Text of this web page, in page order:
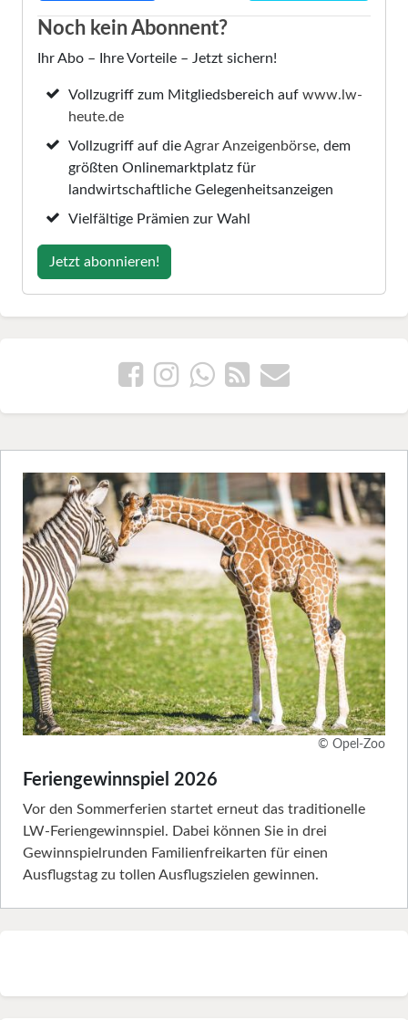
Noch kein Abonnent?
Ihr Abo – Ihre Vorteile – Jetzt sichern!
Vollzugriff zum Mitgliedsbereich aufwww.lw-
heute.de
Vollzugriff auf dieAgrar Anzeigenbörse, dem
größten Onlinemarktplatz für
landwirtschaftliche Gelegenheitsanzeigen
Vielfältige Prämien zur Wahl
Jetzt abonnieren!
© Opel-Zoo
Feriengewinnspiel 2026
Vor den Sommerferien startet erneut das traditionelle
LW-Feriengewinnspiel. Dabei können Sie in drei
Gewinnspielrunden Familienfreikarten für einen
Ausflugstag zu tollen Ausflugszielen gewinnen.